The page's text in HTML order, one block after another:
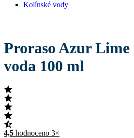
Kolínské vody
Proraso Azur
voda 100 ml
4,5 hodnoceno 3×